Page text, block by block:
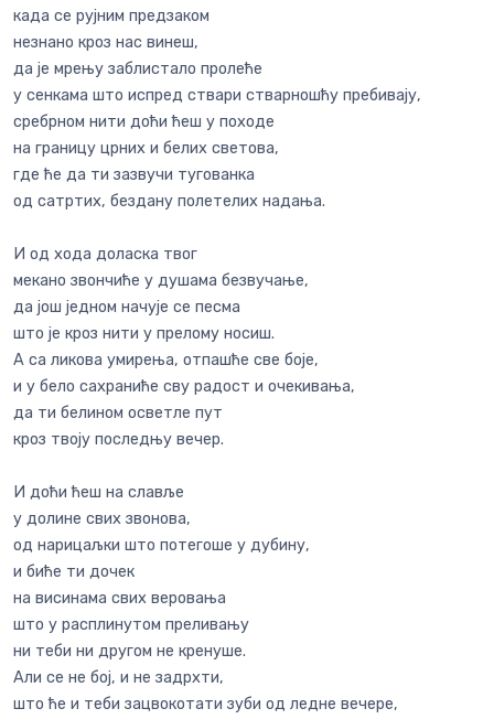
када се рујним предзаком
незнано кроз нас винеш,
да је мрењу заблистало пролеће
у сенкама што испред ствари стварношћу пребивају,
сребрном нити доћи ћеш у походе
на границу црних и белих светова,
где ће да ти зазвучи тугованка
од сатртих, бездану полетелих надања.
И од хода доласка твог
мекано звончиће у душама безвучање,
да још једном начује се песма
што је кроз нити у прелому носиш.
А са ликова умирења, отпашће све боје,
и у бело сахраниће сву радост и очекивања,
да ти белином осветле пут
кроз твоју последњу вечер.
И доћи ћеш на славље
у долине свих звонова,
од нарицаљки што потегоше у дубину,
и биће ти дочек
на висинама свих веровања
што у расплинутом преливању
ни теби ни другом не кренуше.
Али се не бој, и не задрхти,
што ће и теби зацвокотати зуби од ледне вечере,